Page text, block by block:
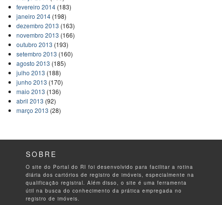
fevereiro 2014(183)
janeiro 2014(198)
dezembro 2013 (163)
novembro 2013 (166)
outubro 2013 (193)
setembro 2013 (160)
agosto 2013 (185)
julho 2013 (188)
junho 2013 (170)
maio 2013 (136)
abril 2013 (92)
março 2013 (28)
SOBRE
O site do Portal do RI foi desenvolvido para facilitar a rotina
diária dos cartórios de registro de imóveis, especialmente na
qualificação registral. Além disso, o site é uma ferramenta
útil na busca do conhecimento da prática empregada no
registro de imóveis.